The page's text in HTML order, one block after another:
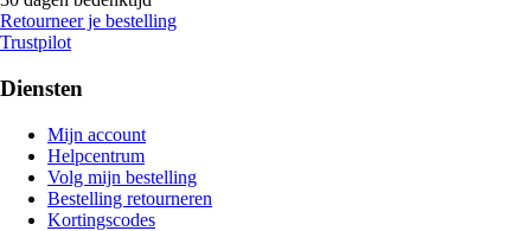
Retourneer je bestelling
Trustpilot
Diensten
Mijn account
Helpcentrum
Volg mijn bestelling
Bestelling retourneren
Kortingscodes